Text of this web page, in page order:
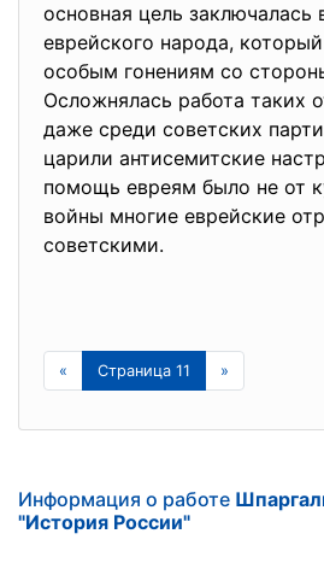
основная цель заключалась
еврейского народа,
особым гонениям со
Осложнялась работа таких
даже среди советских
царили антисемитские
помощь евреям было не от
войны многие еврейские
советскими.
« Страница 11 »
Информация о работе
"История России"